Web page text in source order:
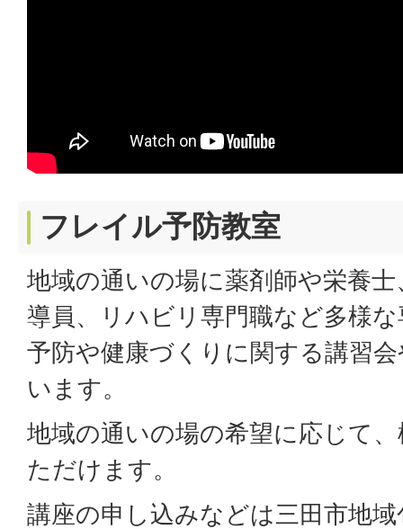
フレイル予防教室
地域の通いの場に薬剤師や栄養
導員、リハビリ専門職など多様
予防や健康づくりに関する講習
います。
地域の通いの場の希望に応じて
ただけます。
講座の申し込みなどは三田市地